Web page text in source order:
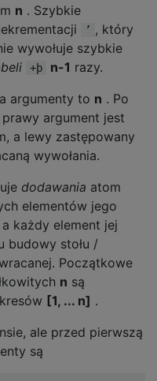
n . Szybkie
’ , który
wywołuje szybkie
+þ n-1 razy.
argumenty to n . Po
argument jest
a lewy zastępowany
wywołania.
dodawania atom
elementów jego
każdy element jej
budowy stołu /
Początkowe
n są
[1, ... n] .
ale przed pierwszą
są